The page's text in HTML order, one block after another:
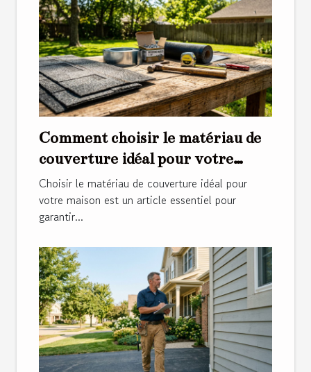
Comment choisir le matériau de
couverture idéal pour votre
maison ?
Choisir le matériau de couverture idéal pour
votre maison est un article essentiel pour
garantir...